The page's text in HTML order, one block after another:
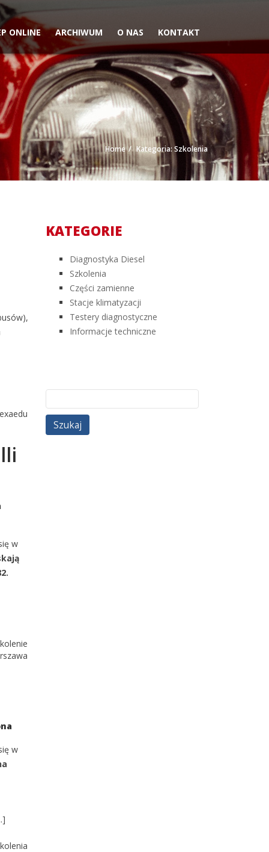
ONLINE ARCHIWUM O NAS KONTAKT
Home Kategoria: Szkolenia
w
w
KATEGORIE
Diagnostyka Diesel
Szkolenia
Części zamienne
Stacje klimatyzacji
Testery diagnostyczne
Informacje techniczne
Szukaj: